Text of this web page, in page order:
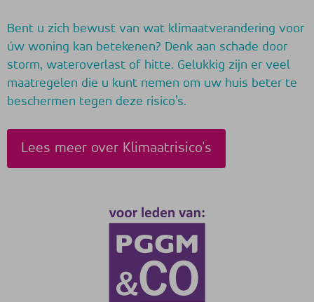
Bent u zich bewust van wat klimaatverandering voor
úw woning kan betekenen? Denk aan schade door
storm, wateroverlast of hitte. Gelukkig zijn er veel
maatregelen die u kunt nemen om uw huis beter te
beschermen tegen deze risico’s.
Lees meer over Klimaatrisico's